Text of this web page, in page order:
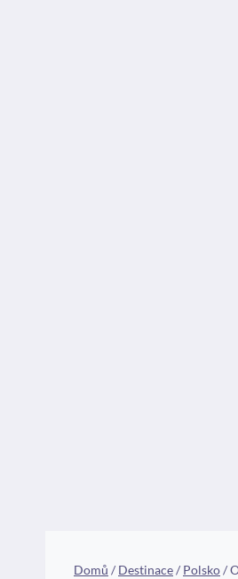
Domů / Destinace/ Polsko/